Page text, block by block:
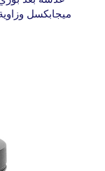
ميجابكسل وزاوية رؤية 165° مخصصة